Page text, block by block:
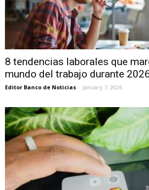
8 tendencias laborales que
mundo del trabajo durante
Editor Banco de Noticias - January 7, 2026